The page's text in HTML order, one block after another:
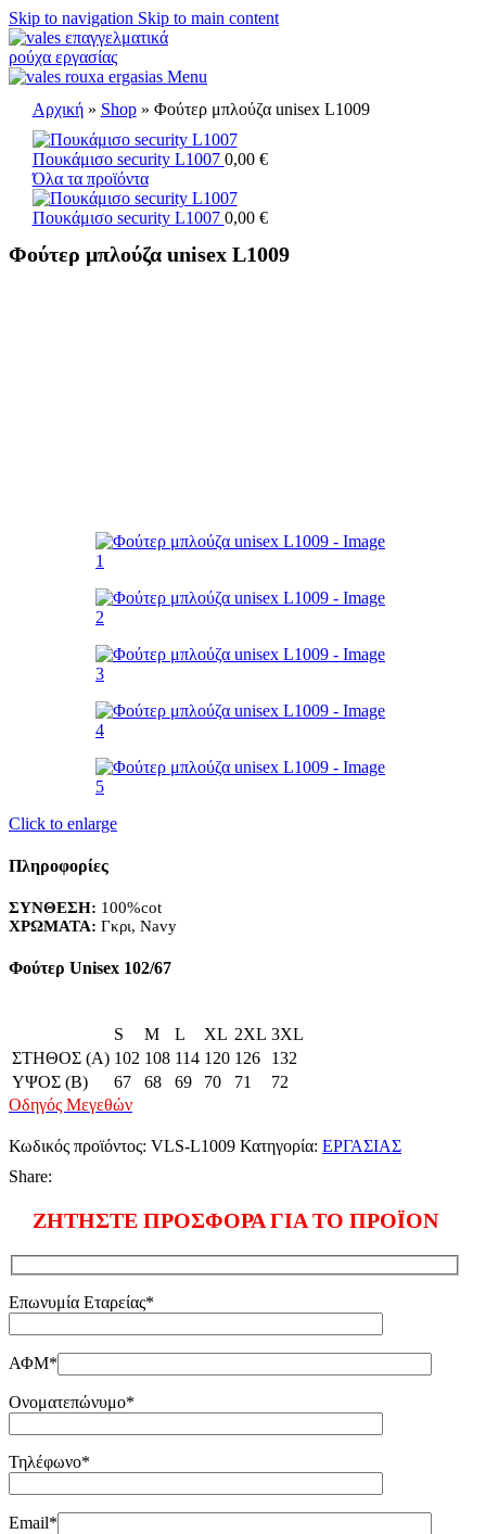
Skip to navigation Skip to main content
Menu
Αρχική» Shop» Φούτερ μπλούζα unisex L1009
Πουκάμισο security L1007 0,00 €
Όλα τα προϊόντα
Πουκάμισο security L1007 0,00 €
Φούτερ μπλούζα unisex L1009
Click to enlarge
Πληροφορίες
ΣΥΝΘΕΣΗ: 100%cot
ΧΡΩΜΑΤΑ: Γκρι, Navy
Φούτερ Unisex 102/67
S M L XL 2XL 3XL
ΣΤΗΘΟΣ (A) 102 108 114 120 126
132
ΥΨΟΣ (B)
67 68 69 70 71
72
Οδηγός Μεγεθών
Κωδικός προϊόντος: VLS-L1009 Κατηγορία: ΕΡΓΑΣΙΑΣ
Share:
ΖΗΤΗΣΤΕ ΠΡΟΣΦΟΡΑ ΓΙΑ ΤΟ ΠΡΟΪΟΝ
Επωνυμία Εταρείας*
ΑΦΜ*
Ονοματεπώνυμο*
Τηλέφωνο*
Email*